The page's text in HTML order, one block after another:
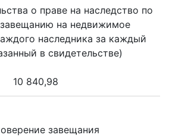
о праве на наследство по
на недвижимое
наследника за каждый
в свидетельстве)
10 840,98
завещания